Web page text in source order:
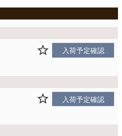
入荷予定確認
入荷予定確認